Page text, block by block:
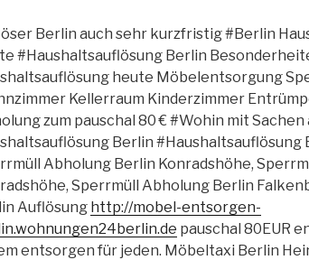
Berlin auch sehr kurzfristig #Berlin
#Haushaltsauflösung Berlin
heute Möbelentsorgung
Kellerraum Kinderzimmer
zum pauschal 80 € #Wohin mit Sachen
Berlin #Haushaltsauflösung
Abholung Berlin Konradshöhe,
Sperrmüll Abholung Berlin
Auflösung http://mobel-entsorgen-
pauschal 80EUR
entsorgen für jeden. Möbeltaxi Berlin